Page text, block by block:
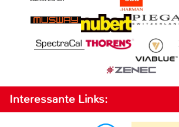
Interessante Links: